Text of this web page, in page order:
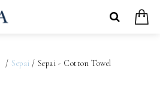
Sepai / Sepai - Cotton Towel